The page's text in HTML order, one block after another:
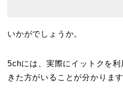
いかがでしょうか。
5chには、実際にイットクを
きた方がいることが分かります